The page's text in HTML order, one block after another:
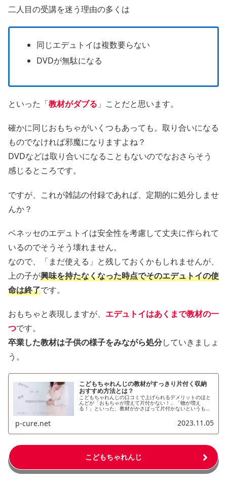
二人目の受講を迷う理由の多くは
同じエデュトイは複数要らない
DVDが無駄になる
といった「教材がダブる 」ことだと思います。
確かに同じおもちゃがいくつもあっても。取り合いになる
ものでなければ邪魔になりますよね？
DVDなどは取り合いになることもないのでなおさらそう
感じるところです。
ですが、これが雑誌の付録であれば、定期的に処分しませ
んか？
ベネッセのエデュトイは安全性を考慮して丈夫に作られて
いるのでそうそう壊れません。
なので、「まだ使える」と残しておくかもしれませんが、
上の子が興味を持たなくなった時点でそのエデュトイの使
命は終了です。
おもちゃと表現しますが、 エデュトイはあくまで教材の一
つです。
卒業した教材は子供の様子をみながら処分していきましょ
う。
こどもちゃれんじの教材がすっきり片付く収納
おすすめ方法とは？
こどもちゃれんじの口コミで上げられるデメリットのほと
んどが「おもちゃが増えて片付かない！」「物が増え
る！」といった、教材がかさばって片付かないというも
の。実際に〈こどもちゃれんじ〉では新しいエデュトイと
p-cure.net 2023.11.05
こどもちゃれんじ